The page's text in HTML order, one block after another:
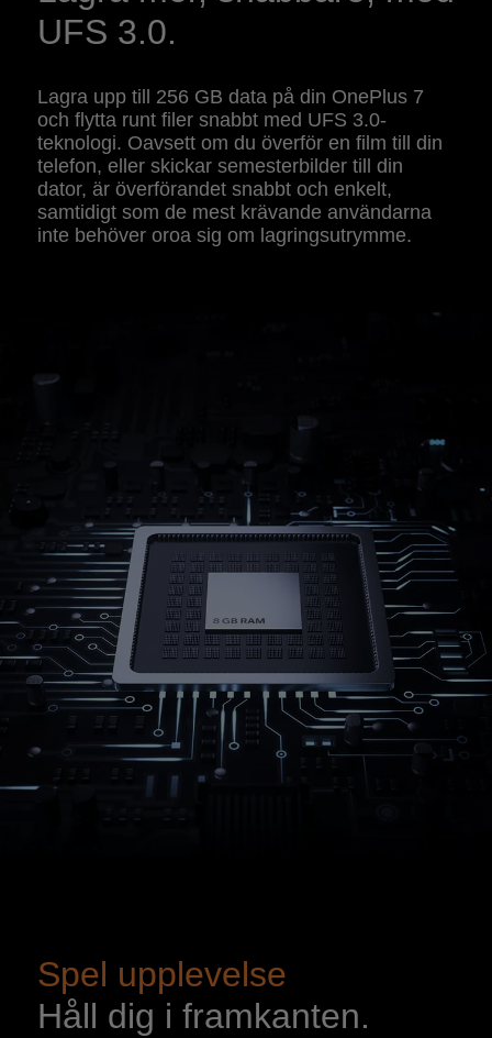
UFS 3.0.
Lagra upp till 256 GB data på din OnePlus 7
och flytta runt filer snabbt med UFS 3.0-
teknologi. Oavsett om du överför en film till din
telefon, eller skickar semesterbilder till din
dator, är överförandet snabbt och enkelt,
samtidigt som de mest krävande användarna
inte behöver oroa sig om lagringsutrymme.
Spel upplevelse
Håll dig i framkanten.